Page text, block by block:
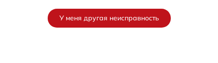
У меня другая неисправность